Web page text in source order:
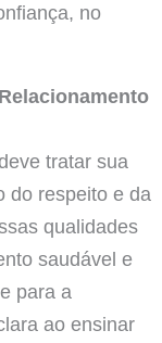
no
tratar sua
do respeito e da
qualidades
saudável e
para a
ao ensinar